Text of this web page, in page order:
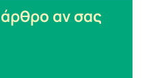
αν σας